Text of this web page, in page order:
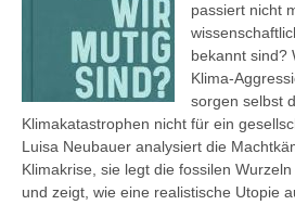
passiert nicht
bekannt sind?
Klima-
sorgen selbst
Klimakatastrophen nicht für ein
Luisa Neubauer analysiert die
Klimakrise, sie legt die fossilen
und zeigt, wie eine realistische Utopie